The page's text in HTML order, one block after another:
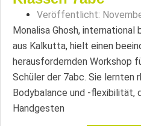
Veröffentlicht:
Monalisa Ghosh, international
aus Kalkutta, hielt einen
herausfordernden Workshop
Schüler der 7abc. Sie lernten
Bodybalance und -flexibilität,
Handgesten